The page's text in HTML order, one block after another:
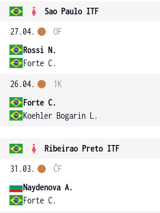
Sao Paulo ITF
27.04.
Rossi N.
Forte C.
OF
26.04.
Forte C.
Koehler Bogarin L.
1K
Ribeirao Preto ITF
31.03.
Naydenova A.
Forte C.
ČF